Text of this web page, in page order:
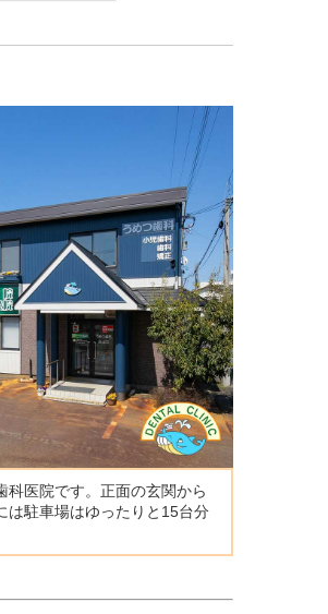
科医院です。正面の玄関から
は駐車場はゆったりと15台分